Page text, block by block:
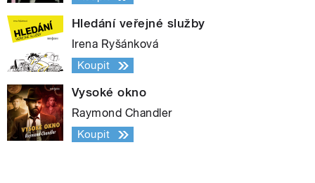
Hledání veřejné služby
Irena Ryšánková
Koupit
Vysoké okno
Raymond Chandler
Koupit